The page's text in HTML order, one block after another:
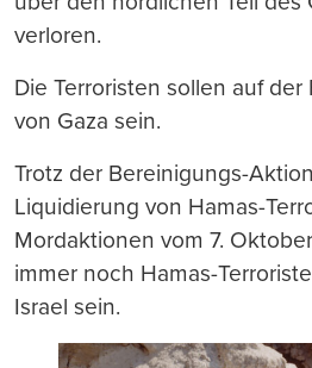
verloren.
Die Terroristen sollen auf
von Gaza sein.
Trotz der Bereinigungs-
Liquidierung von Hamas-
Mordaktionen vom 7.
immer noch Hamas-
Israel sein.